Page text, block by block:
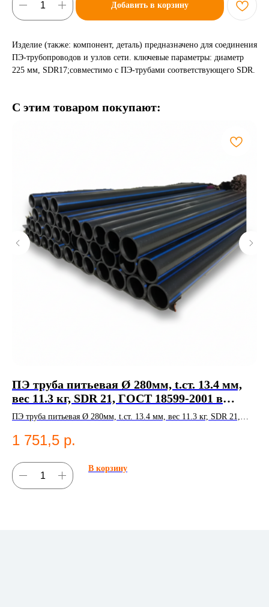
Добавить в корзину
Изделие (также: компонент, деталь) предназначено для соединения
ПЭ-трубопроводов и узлов сети. ключевые параметры: диаметр
225 мм, SDR17;совместимо с ПЭ-трубами соответствующего SDR.
С этим товаром покупают:
ПЭ труба питьевая Ø 280мм, t.ст. 13.4 мм,
вес 11.3 кг, SDR 21, ГОСТ 18599-2001 в
Казани
ПЭ труба питьевая Ø 280мм, t.ст. 13.4 мм, вес 11.3 кг, SDR 21,
1 751,5 р.
В корзину